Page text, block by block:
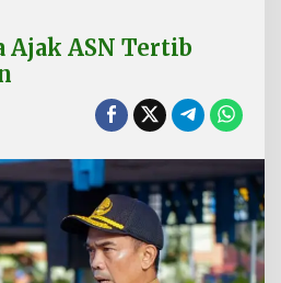
p
r
l
t
r
a
A
j
Ajak ASN Tertib